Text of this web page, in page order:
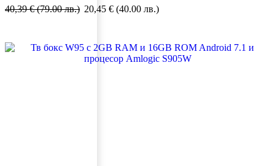
40,39€ (79.00 лв.) 20,45 € (40.00 лв.)